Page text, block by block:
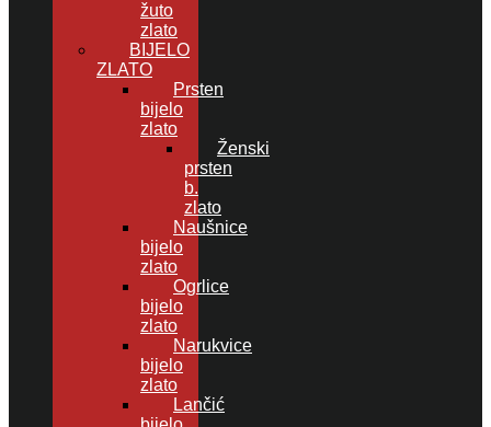
žuto
zlato
BIJELO
ZLATO
Prsten
bijelo
zlato
Ženski
prsten
b.
zlato
Naušnice
bijelo
zlato
Ogrlice
bijelo
zlato
Narukvice
bijelo
zlato
Lančić